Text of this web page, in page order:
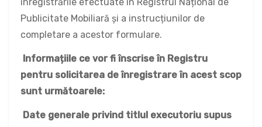
Publicitate Mobiliară și a instrucțiunilor de
completare a acestor formulare.
Informațiile ce vor fi înscrise în Registru
pentru solicitarea de înregistrare în acest scop
sunt următoarele:
Date generale privind titlul executoriu supus